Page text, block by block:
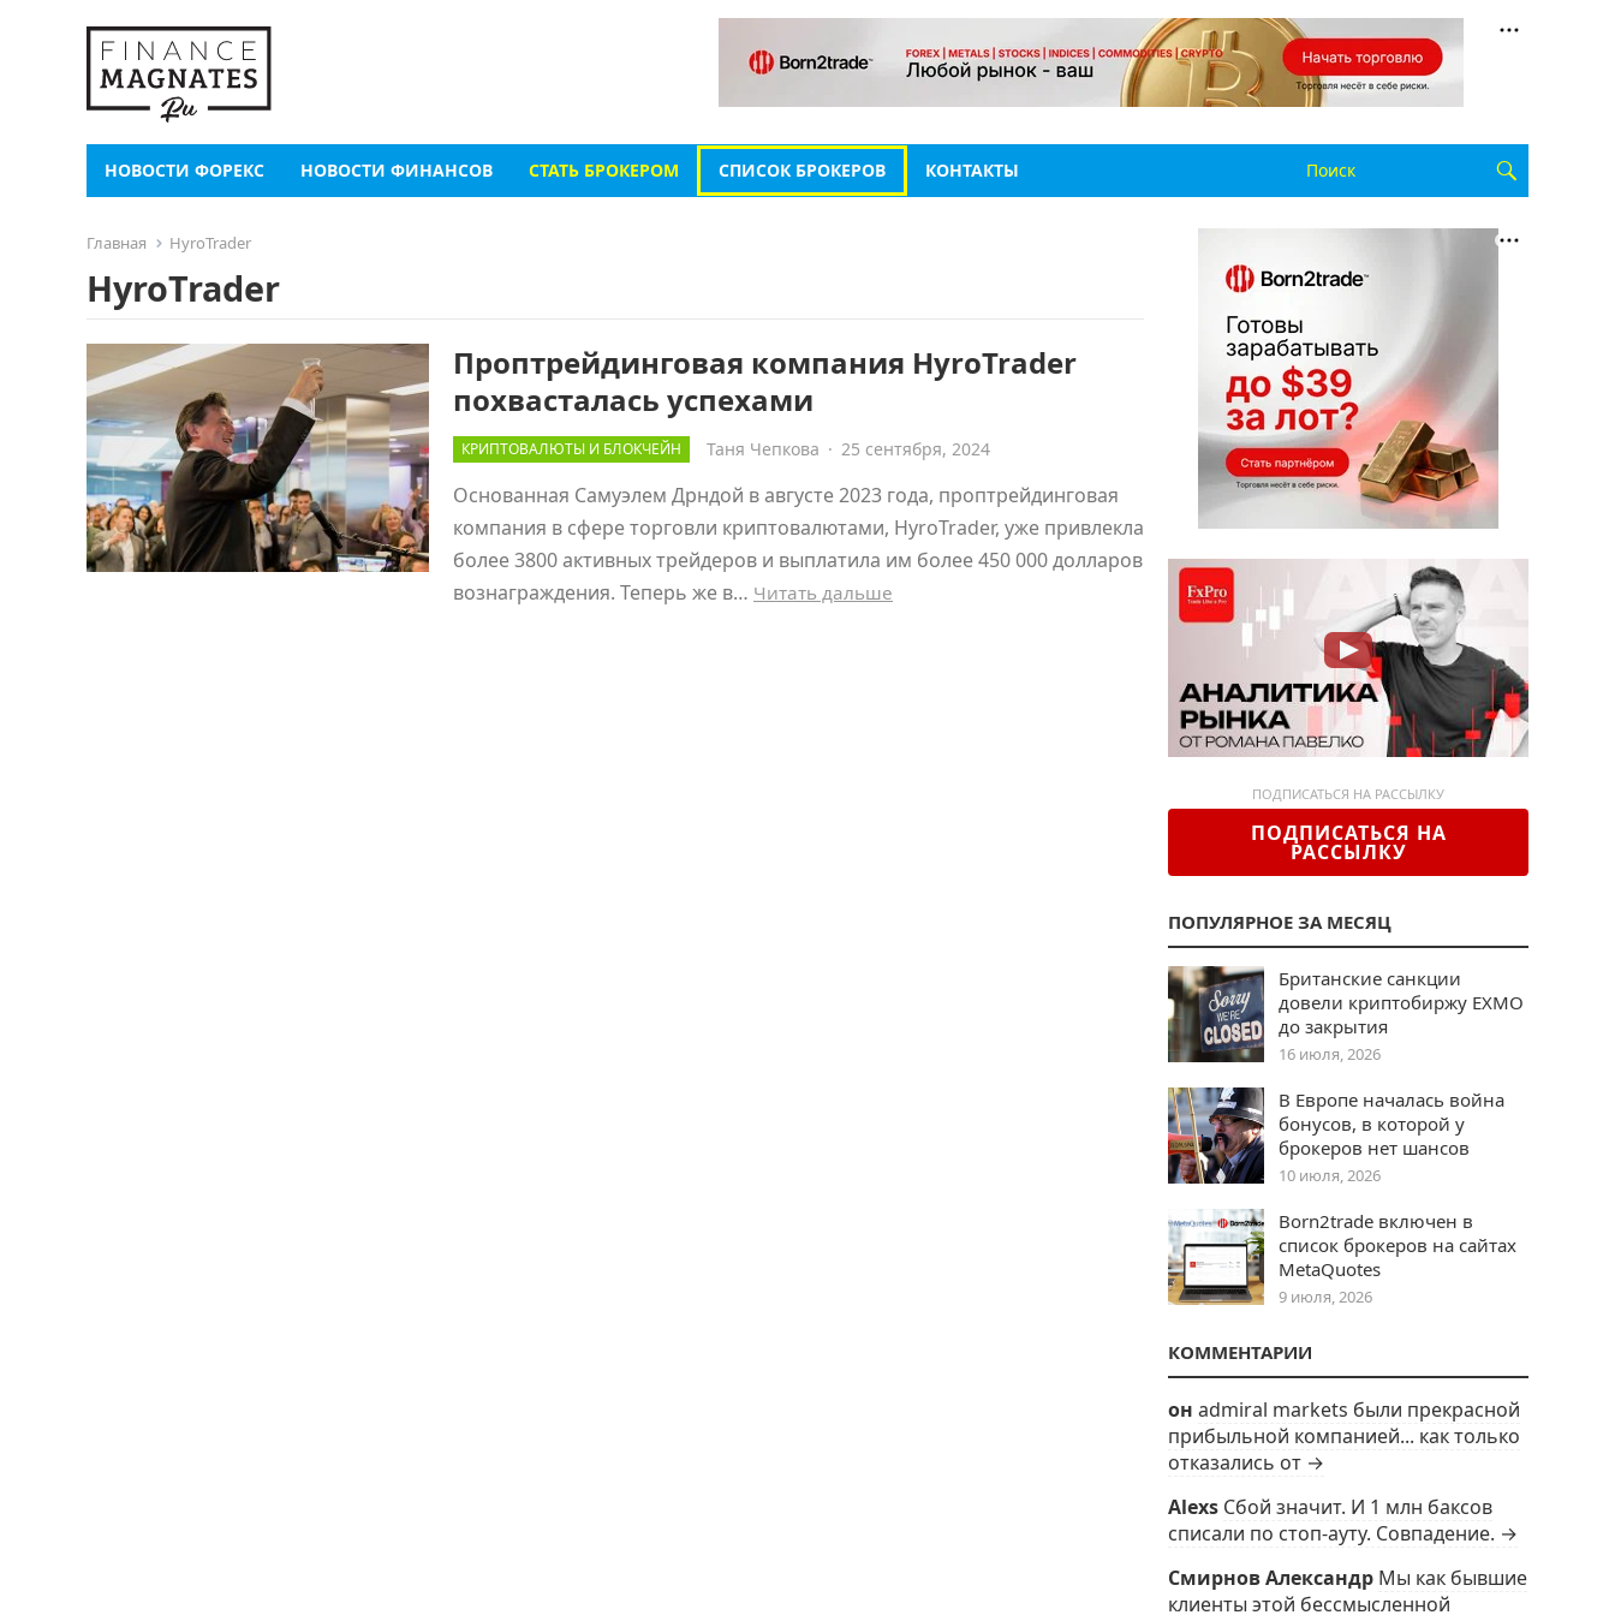
НОВОСТИ ФОРЕКС НОВОСТИ ФИНАНСОВ СТАТЬ БРОКЕРОМ СПИСОК БРОКЕРОВ КОНТАКТЫ
Главная HyroTrader
HyroTrader
Проптрейдинговая компания HyroTrader
похвасталась успехами
КРИПТОВАЛЮТЫ И БЛОКЧЕЙН Таня Чепкова · 25 сентября, 2024
Основанная Самуэлем Дрндой в августе 2023 года, проптрейдинговая
компания в сфере торговли криптовалютами, HyroTrader, уже привлекла
более 3800 активных трейдеров и выплатила им более 450 000 долларов
вознаграждения. Теперь же в… Читать дальше
ПОДПИСАТЬСЯ НА РАССЫЛКУ
ПОДПИСАТЬСЯ НА
РАССЫЛКУ
ПОПУЛЯРНОЕ ЗА МЕСЯЦ
Британские санкции
довели криптобиржу EXMO
до закрытия
16 июля, 2026
В Европе началась война
бонусов, в которой у
брокеров нет шансов
10 июля, 2026
Born2trade включен в
список брокеров на сайтах
MetaQuotes
9 июля, 2026
КОММЕНТАРИИ
он admiral markets были прекрасной
прибыльной компанией... как только
отказались от →
Alexs Сбой значит. И 1 млн баксов
списали по стоп-ауту. Совпадение. →
Смирнов Александр Мы как бывшие
клиенты этой бессмысленной